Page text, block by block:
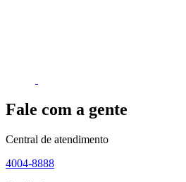
Fale com a gente
Central de atendimento
4004-8888